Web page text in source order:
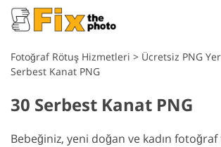
Fotoğraf Rötuş Hizmetleri > Ücretsiz PNG
Serbest Kanat PNG
30 Serbest Kanat PNG
Bebeğiniz, yeni doğan ve kadın fotoğraf